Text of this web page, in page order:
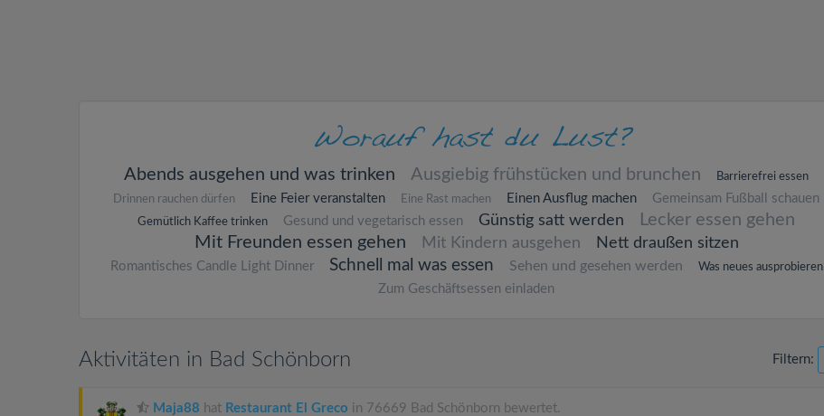
Abends ausgehen und was trinken Ausgiebig frühstücken und brunchen
Barrierefrei essen
Drinnen rauchen dürfen
Eine Feier veranstalten Eine Rast machen Einen Ausflug machen Gemeinsam Fußball schauen
Gemütlich Kaffee trinken Gesund und vegetarisch essen Günstig satt werden
Lecker essen gehen
Mit Freunden essen gehen
Mit Kindern ausgehen Nett draußen sitzen
Romantisches Candle Light Dinner Schnell mal was essen Sehen und gesehen werden Was neues ausprobieren
Zum Geschäftsessen einladen
Aktivitäten in Bad Schönborn Filtern:
Maja88 hat Restaurant El Greco in 76669 Bad Schönborn bewertet.